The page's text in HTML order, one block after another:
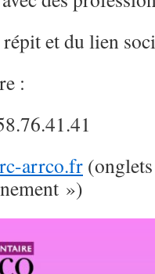
et du lien
:
arrco.fr
»)